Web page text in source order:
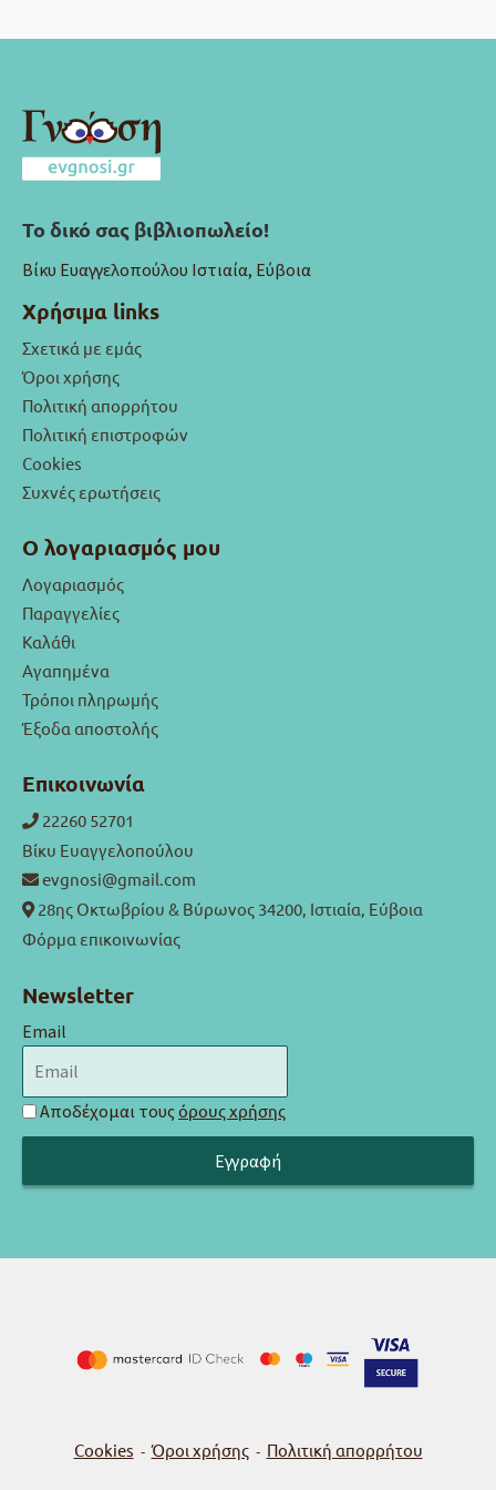
Το δικό σας βιβλιοπωλείο!
Βίκυ Ευαγγελοπούλου Ιστιαία, Εύβοια
Χρήσιμα links
Σχετικά με εμάς
Όροι χρήσης
Πολιτική απορρήτου
Πολιτική επιστροφών
Cookies
Συχνές ερωτήσεις
Ο λογαριασμός μου
Λογαριασμός
Παραγγελίες
Καλάθι
Αγαπημένα
Τρόποι πληρωμής
Έξοδα αποστολής
Επικοινωνία
22260 52701
Βίκυ Ευαγγελοπούλου
evgnosi@gmail.com
28ης Οκτωβρίου & Βύρωνος 34200, Ιστιαία, Εύβοια
Φόρμα επικοινωνίας
Newsletter
Email
Αποδέχομαι τους όρους χρήσης
Cookies - Όροι χρήσης - Πολιτική απορρήτου